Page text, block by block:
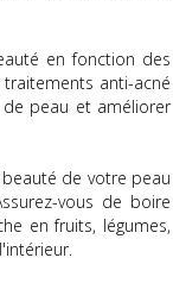
en fonction des
anti-acné
peau et améliorer
de votre peau
vous de boire
en fruits, légumes,